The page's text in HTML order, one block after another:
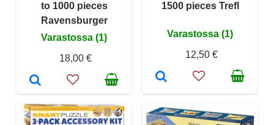
to 1000 pieces
Ravensburger
Varastossa (1)
18,00 €
1500 pieces Trefl
Varastossa (1)
12,50 €